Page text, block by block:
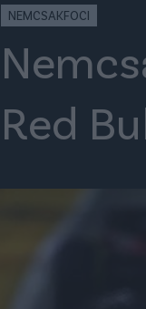
NEMCSAKFOCI
Red